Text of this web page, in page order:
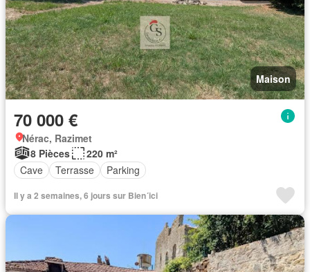
Maison
70 000 €
Nérac, Razimet
8 Pièces
220 m²
Cave
Terrasse Parking
Il y a 2 semaines, 6 jours sur Bien´ici